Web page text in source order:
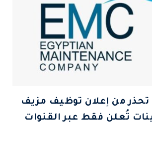
من إعلان توظيف مزيف
تُعلن فقط عبر القنوات